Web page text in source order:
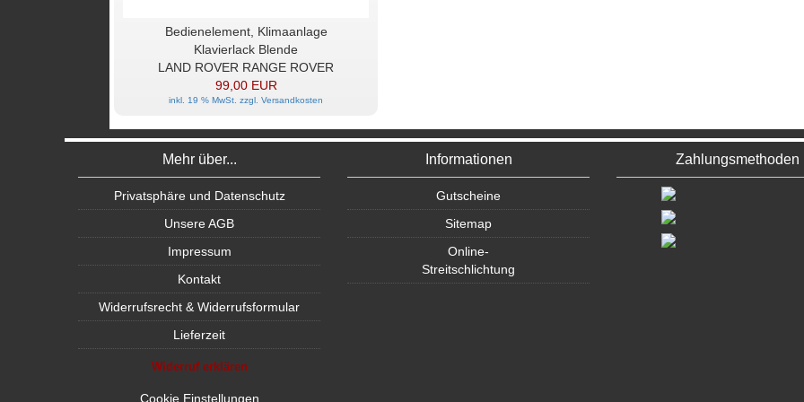
Bedienelement, Klimaanlage
Klavierlack Blende
LAND ROVER RANGE ROVER
99,00 EUR
inkl. 19 % MwSt. zzgl.Versandkosten
Mehr über...
Privatsphäre und Datenschutz
Unsere AGB
Impressum
Kontakt
Widerrufsrecht & Widerrufsformular
Lieferzeit
Widerruf erklären
Cookie Einstellungen
Informationen
Gutscheine
Sitemap
Online-
Streitschlichtung
Zahlungsmethoden